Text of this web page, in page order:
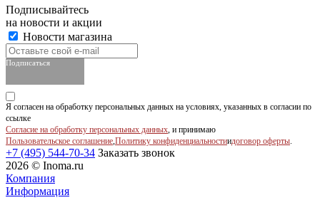
Подписывайтесь
на новости и акции
Новости магазина
Подписаться
Я согласен на обработку персональных данных на условиях, указанных в согласии по
ссылке
Согласие на обработку персональных данных, и принимаю
Пользовательское соглашение,Политику конфиденциальностиидоговор оферты.
+7 (495) 544-70-34 Заказать звонок
2026 © Inoma.ru
Компания
Информация